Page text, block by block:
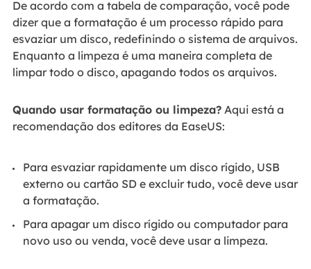
De acordo com a tabela de comparação, você pode
dizer que a formatação é um processo rápido para
esvaziar um disco, redefinindo o sistema de arquivos.
Enquanto a limpeza é uma maneira completa de
limpar todo o disco, apagando todos os arquivos.
Quando usar formatação ou limpeza?Aqui está a
recomendação dos editores da EaseUS:
Para esvaziar rapidamente um disco rígido, USB
externo ou cartão SD e excluir tudo, você deve usar
a formatação.
Para apagar um disco rígido ou computador para
novo uso ou venda, você deve usar a limpeza.